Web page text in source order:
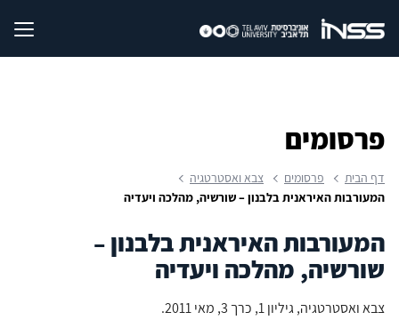
פרסומים
דף הבית פרסומים
צבא ואסטרטגיה
המעורבות האיראנית בלבנון – שורשיה, מהלכה ויעדיה
המעורבות האיראנית בלבנון –
שורשיה, מהלכה ויעדיה
צבא ואסטרטגיה, גיליון 1, כרך 3, מאי 2011.